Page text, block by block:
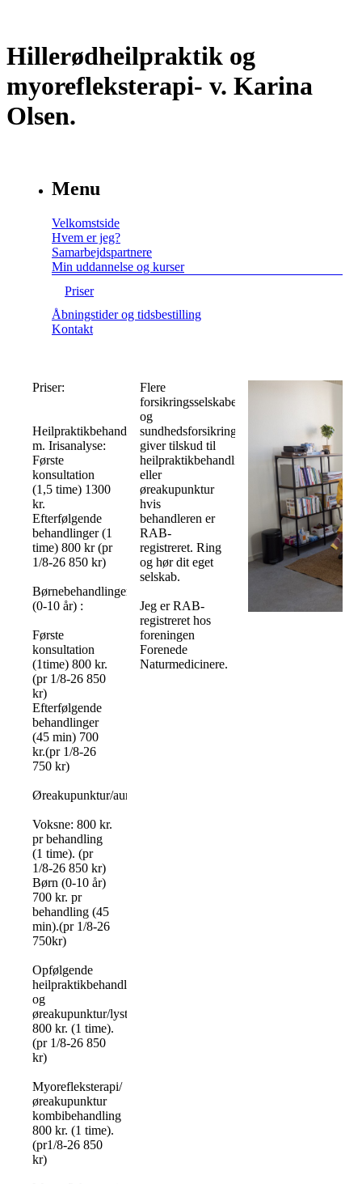
Hillerødheilpraktik og
myorefleksterapi- v. Karina
Olsen.
Menu
Velkomstside
Hvem er jeg?
Samarbejdspartnere
Min uddannelse og kurser
Priser
Åbningstider og tidsbestilling
Kontakt
Priser:
Heilpraktikbehandling
m. Irisanalyse:
Første
konsultation
(1,5 time) 1300
kr.
Efterfølgende
behandlinger (1
time) 800 kr (pr
1/8-26 850 kr)
Børnebehandlinger
(0-10 år) :
Første
konsultation
(1time) 800 kr.
(pr 1/8-26 850
kr)
Efterfølgende
behandlinger
(45 min) 700
kr.(pr 1/8-26
750 kr)
Øreakupunktur/auricoloterapi/lysterapi:
Voksne: 800 kr.
pr behandling
(1 time). (pr
1/8-26 850 kr)
Børn (0-10 år)
700 kr. pr
behandling (45
min).(pr 1/8-26
750kr)
Opfølgende
heilpraktikbehandling
og
øreakupunktur/lysterapi
800 kr. (1 time).
(pr 1/8-26 850
kr)
Myorefleksterapi/
øreakupunktur
kombibehandling
800 kr. (1 time).
(pr1/8-26 850
kr)
Flere
forsikringsselskaber
og
sundhedsforsikringer
giver tilskud til
heilpraktikbehandlinger
eller
øreakupunktur
hvis
behandleren er
RAB-
registreret. Ring
og hør dit eget
selskab.
Jeg er RAB-
registreret hos
foreningen
Forenede
Naturmedicinere.